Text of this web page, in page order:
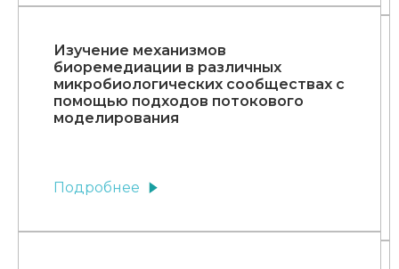
Изучение механизмов
биоремедиации в различных
микробиологических сообществах с
помощью подходов потокового
моделирования
Подробнее